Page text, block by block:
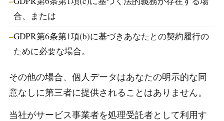
合、または
GDPR第6条第1項(b)に基づきあなたとの契約履行の
ために必要な場合。
その他の場合、個人データはあなたの明示的な同
意なしに第三者に提供されることはありません。
当社がサービス事業者を処理受託者として利用す